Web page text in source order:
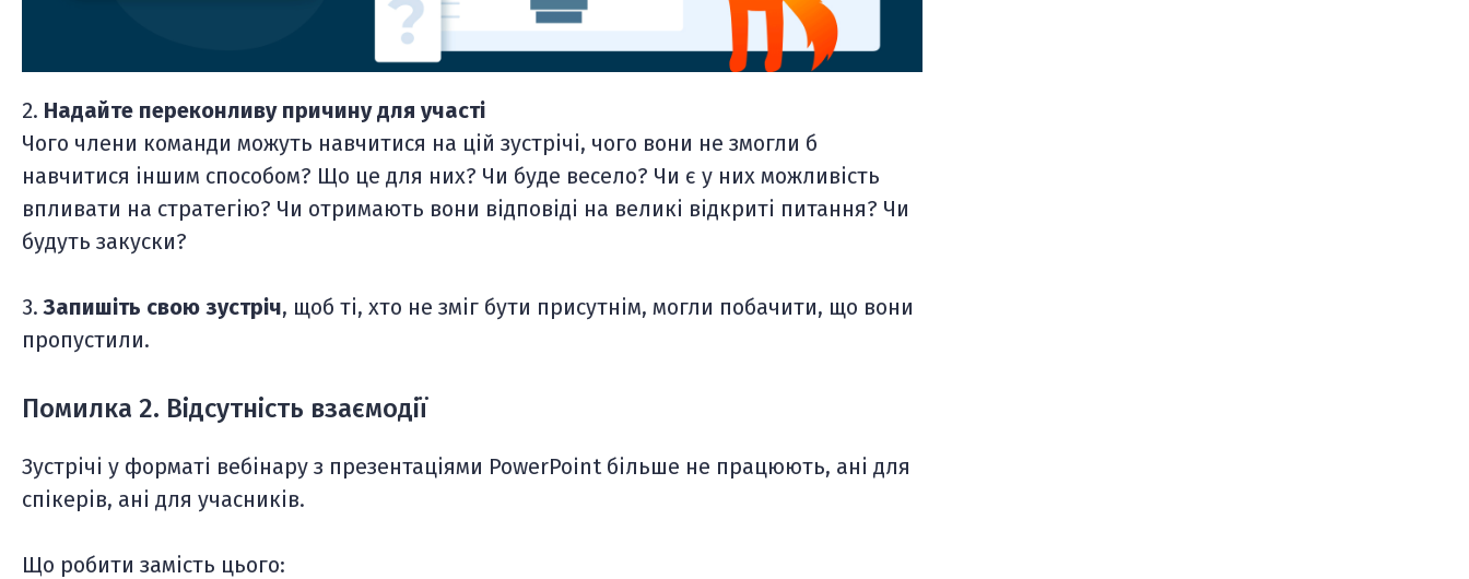
2. Надайте переконливу причину для участі
Чого члени команди можуть навчитися на цій зустрічі, чого вони не змогли б
навчитися іншим способом? Що це для них? Чи буде весело? Чи є у них можливість
впливати на стратегію? Чи отримають вони відповіді на великі відкриті питання? Чи
будуть закуски?
3.Запишіть свою зустріч, щоб ті, хто не зміг бути присутнім, могли побачити, що вони
пропустили.
Помилка 2. Відсутність взаємодії
Зустрічі у форматі вебінару з презентаціями PowerPoint більше не працюють, ані для
спікерів, ані для учасників.
Що робити замість цього: